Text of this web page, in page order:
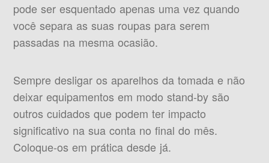
pode ser esquentado apenas uma vez quando
você separa as suas roupas para serem
passadas na mesma ocasião.
Sempre desligar os aparelhos da tomada e não
deixar equipamentos em modo stand-by são
outros cuidados que podem ter impacto
significativo na sua conta no final do mês.
Coloque-os em prática desde já.